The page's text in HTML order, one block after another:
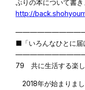
ぷりの本について書き
http://
■「いろんなひとに
79 共に生活する楽
2018年が始まりまし